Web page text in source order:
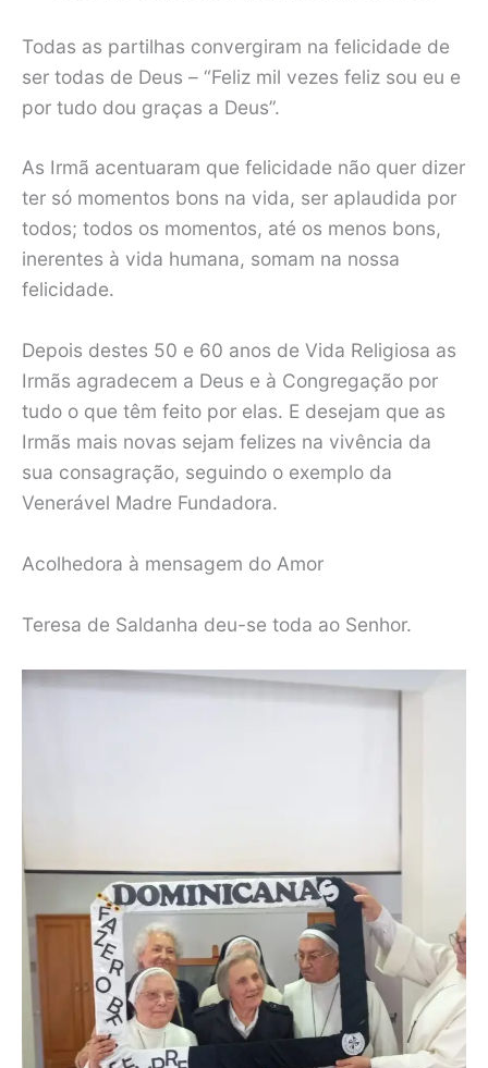
Todas as partilhas convergiram na felicidade de
ser todas de Deus – “Feliz mil vezes feliz sou eu e
por tudo dou graças a Deus”.
As Irmã acentuaram que felicidade não quer dizer
ter só momentos bons na vida, ser aplaudida por
todos; todos os momentos, até os menos bons,
inerentes à vida humana, somam na nossa
felicidade.
Depois destes 50 e 60 anos de Vida Religiosa as
Irmãs agradecem a Deus e à Congregação por
tudo o que têm feito por elas. E desejam que as
Irmãs mais novas sejam felizes na vivência da
sua consagração, seguindo o exemplo da
Venerável Madre Fundadora.
Acolhedora à mensagem do Amor
Teresa de Saldanha deu-se toda ao Senhor.